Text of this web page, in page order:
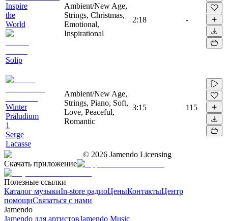
Inspire
the
World
Solip
Ambient/New Age,
Strings, Christmas,
Emotional,
Inspirational
2:18 -
Winter
Präludium
1
Serge
Lacasse
Ambient/New Age,
Strings, Piano, Soft,
Love, Peaceful,
Romantic
3:15 115
© 2026 Jamendo Licensing
Скачать приложение
Полезные ссылки
Каталог музыкиIn-store радиоЦеныКонтактыЦентр
помощиСвязаться с нами
Jamendo
Jamendo для артистовJamendo Music